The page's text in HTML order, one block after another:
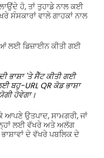
ਹੋ, ਤਾਂ ਤੁਹਾਡੇ ਨਾਲ ਕਈ
ਸੰਸਕਾਰਾਂ ਵਾਲੇ ਗਾਹਕਾਂ ਨਾਲ
ਲਈ ਡਿਜ਼ਾਈਨ ਕੀਤੀ ਗਈ
ਭਾਸ਼ਾ 'ਤੇ ਸੈੱਟ ਕੀਤੀ ਗਈ
ਬਹੁ-URL QR ਕੋਡ ਭਾਸ਼ਾ
ਹੋਵੇਗਾ।
ਉਤਪਾਦ, ਸਾਮਗਰੀ, ਜਾਂ
ਲਈ ਵੱਖਰੇ ਅਤੇ ਅਲੱਗ
ਦੇ ਵੱਖਰੇ ਪਬਲਿਕ ਦੇ